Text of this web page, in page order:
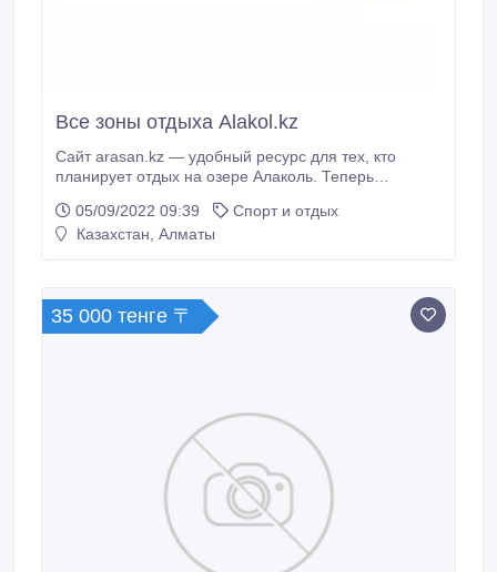
Все зоны отдыха Alakol.kz
Сайт arasan.kz — удобный ресурс для тех, кто
планирует отдых на озере Алаколь. Теперь
одной площадке можно получить информацию о
всех зонах отдыха; - сравнить понравившиеся места
забронировать номер в понравившемся комплексе.
05/09/2022 09:39
Спорт и отдых
Казахстан, Алматы
35 000 тенге 〒